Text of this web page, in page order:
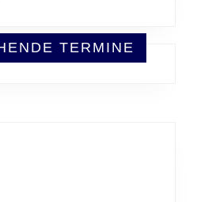
TERMINE